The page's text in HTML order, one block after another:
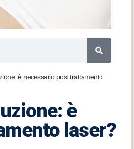
è necessario post trattamento
è
laser?